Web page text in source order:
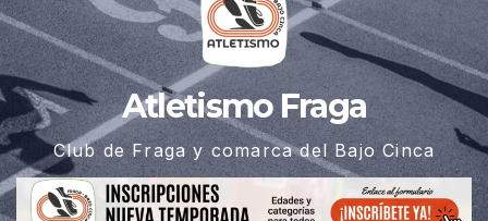
Atletismo Fraga
Club de Fraga y comarca del Bajo Cinca